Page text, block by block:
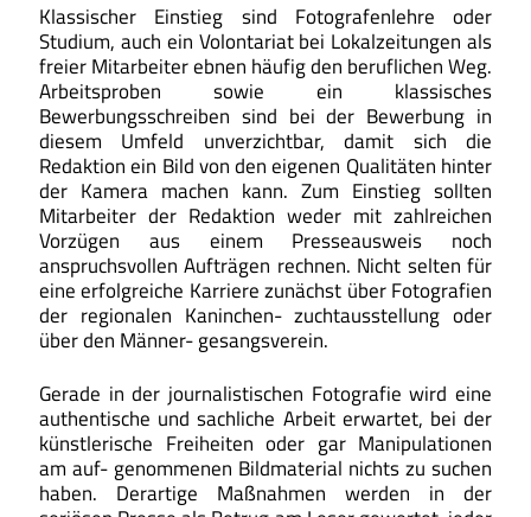
Klassischer Einstieg sind Fotografenlehre oder
Studium, auch ein Volontariat bei Lokalzeitungen als
freier Mitarbeiter ebnen häufig den beruflichen Weg.
Arbeitsproben sowie ein klassisches
Bewerbungsschreiben sind bei der Bewerbung in
diesem Umfeld unverzichtbar, damit sich die
Redaktion ein Bild von den eigenen Qualitäten hinter
der Kamera machen kann. Zum Einstieg sollten
Mitarbeiter der Redaktion weder mit zahlreichen
Vorzügen aus einem Presseausweis noch
anspruchsvollen Aufträgen rechnen. Nicht selten für
eine erfolgreiche Karriere zunächst über Fotografien
der regionalen Kaninchen- zuchtausstellung oder
über den Männer- gesangsverein.
Gerade in der journalistischen Fotografie wird eine
authentische und sachliche Arbeit erwartet, bei der
künstlerische Freiheiten oder gar Manipulationen
am auf- genommenen Bildmaterial nichts zu suchen
haben. Derartige Maßnahmen werden in der